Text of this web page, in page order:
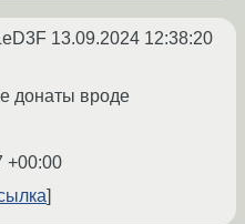
13.09.2024 12:38:20
донаты вроде
+00:00